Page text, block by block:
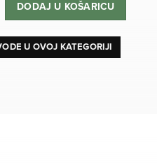
DODAJ U KOŠARICU
U OVOJ KATEGORIJI